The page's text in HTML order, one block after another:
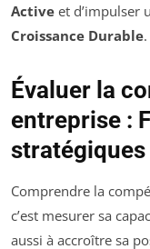
Active et d’impulser
Croissance Durable.
Évaluer la
entreprise :
stratégiques
Comprendre la
c’est mesurer sa
aussi à accroître sa